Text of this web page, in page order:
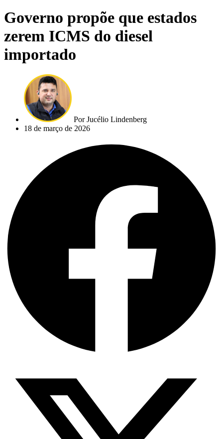
Governo propõe que estados
zerem ICMS do diesel
importado
PorJucélio Lindenberg
18 de março de 2026